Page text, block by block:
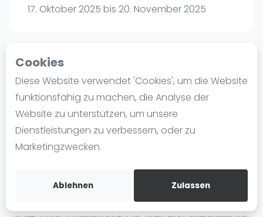
Cookies
Diese Website verwendet 'Cookies', um die Website
funktionsfähig zu machen, die Analyse der
Website zu unterstützen, um unsere
Dienstleistungen zu verbessern, oder zu
Marketingzwecken.
Ablehnen Zulassen
Frauen
Blog
Die Geschichte von Padel
Regeln und Punktzählung
Padel Schläge
Video
17. Oktober 2025 bis 20. November 2025
Playtomic
Padelon Heilbronn | Heilbronn
Würzburger Straße 52
74078Heilbronn
Routebeschrijving